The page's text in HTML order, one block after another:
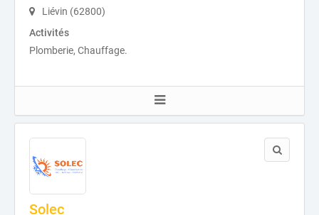
Liévin (62800)
Activités
Plomberie, Chauffage.
Solec